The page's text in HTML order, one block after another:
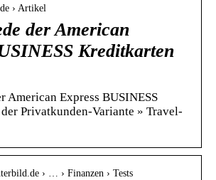
› Artikel
der American
Kreditkarten
American Express BUSINESS
Privatkunden-Variante » Travel-
› … › Finanzen › Tests